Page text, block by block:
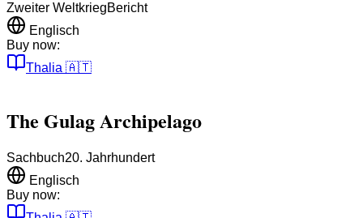
Zweiter WeltkriegBericht
Englisch
Buy now:
Thalia 🇦🇹
The Gulag Archipelago
Sachbuch20. Jahrhundert
Englisch
Buy now: